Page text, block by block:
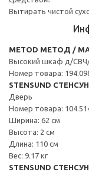
Вытирать чистой
METOD МЕТОД /
Высокий шкаф д/
Номер товара:
STENSUND
Дверь
Номер товара:
Ширина: 62 см
Высота: 2 см
Длина: 110 см
Вес: 9.17 кг
STENSUND